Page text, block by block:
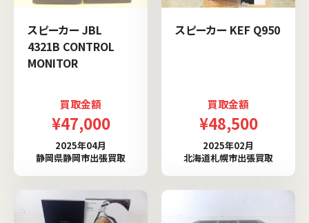
スピーカー JBL
4321B CONTROL
MONITOR
買取金額
¥47,000
2025年04月
静岡県静岡市出張買取
スピーカー KEF Q950
買取金額
¥48,500
2025年02月
北海道札幌市出張買取